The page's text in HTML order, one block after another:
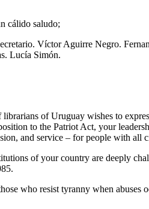
cálido saludo;
Víctor Aguirre Negro.
Lucía Simón.
of Uruguay wishes to
to the Patriot Act, your
and service – for people with all
of your country are deeply
who resist tyranny when